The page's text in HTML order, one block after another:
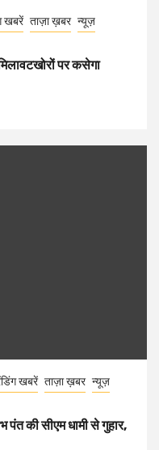
खबरें ताज़ा ख़बर न्यूज़
पर कसेगा
खबरें ताज़ा ख़बर न्यूज़
की सीएम धामी से गुहार,